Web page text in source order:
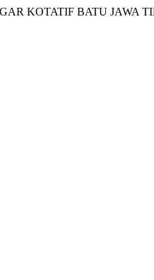
KOTATIF BATU JAWA